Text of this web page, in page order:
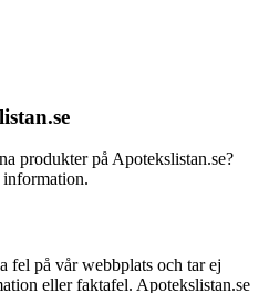
produkter på Apotekslistan.se?
fel på vår webbplats och tar ej
eller faktafel. Apotekslistan.se